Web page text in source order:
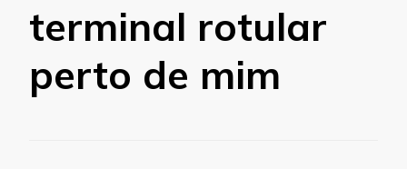
terminal rotular
perto de mim